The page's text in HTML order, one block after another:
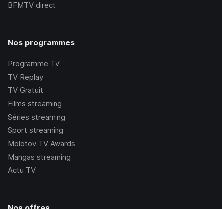
BFMTV direct
Nos programmes
Programme TV
TV Replay
TV Gratuit
Films streaming
Séries streaming
Sport streaming
Molotov TV Awards
Mangas streaming
Actu TV